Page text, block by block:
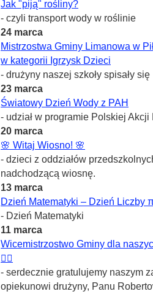
Jak "piją" rośliny?
- czyli transport wody w roślinie
24 marca
Mistrzostwa Gminy Limanowa w
w kategorii Igrzysk Dzieci
- drużyny naszej szkoły spisały
23 marca
Światowy Dzień Wody z PAH
- udział w programie Polskiej
20 marca
🌸 Witaj Wiosno! 🌸
- dzieci z oddziałów
nadchodzącą wiosnę.
13 marca
Dzień Matematyki – Dzień Liczby
- Dzień Matematyki
11 marca
Wicemistrzostwo Gminy dla
🤾‍♂️
- serdecznie gratulujemy naszym
opiekunowi drużyny, Panu